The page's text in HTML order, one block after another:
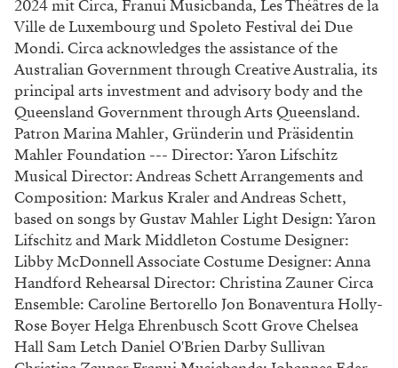
2024 mit Circa, Franui Musicbanda, Les Théâtres de la
Ville de Luxembourg und Spoleto Festival dei Due
Mondi. Circa acknowledges the assistance of the
Australian Government through Creative Australia, its
principal arts investment and advisory body and the
Queensland Government through Arts Queensland.
Patron Marina Mahler, Gründerin und Präsidentin
Mahler Foundation --- Director: Yaron Lifschitz
Musical Director: Andreas Schett Arrangements and
Composition: Markus Kraler and Andreas Schett,
based on songs by Gustav Mahler Light Design: Yaron
Lifschitz and Mark Middleton Costume Designer:
Libby McDonnell Associate Costume Designer: Anna
Handford Rehearsal Director: Christina Zauner Circa
Ensemble: Caroline Bertorello Jon Bonaventura Holly-
Rose Boyer Helga Ehrenbusch Scott Grove Chelsea
Hall Sam Letch Daniel O'Brien Darby Sullivan